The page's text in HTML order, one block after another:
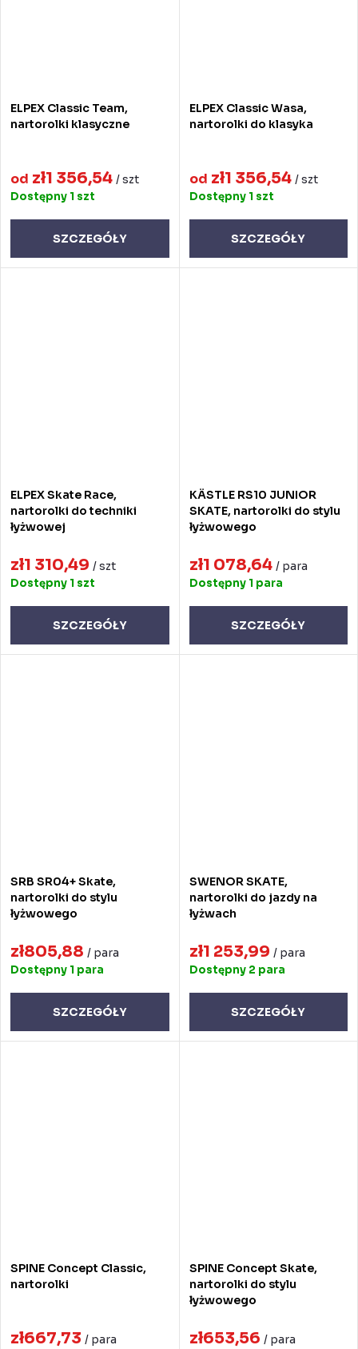
ELPEX Classic Team,
nartorolki klasyczne
od zł1 356,54 / szt
Dostępny 1 szt
SZCZEGÓŁY
ELPEX Classic Wasa,
nartorolki do klasyka
od zł1 356,54 / szt
Dostępny 1 szt
SZCZEGÓŁY
ELPEX Skate Race,
nartorolki do techniki
łyżwowej
zł1 310,49 / szt
Dostępny 1 szt
SZCZEGÓŁY
KÄSTLE RS10 JUNIOR
SKATE, nartorolki do stylu
łyżwowego
zł1 078,64 / para
Dostępny 1 para
SZCZEGÓŁY
SRB SR04+ Skate,
nartorolki do stylu
łyżwowego
zł805,88 / para
Dostępny 1 para
SZCZEGÓŁY
SWENOR SKATE,
nartorolki do jazdy na
łyżwach
zł1 253,99 / para
Dostępny 2 para
SZCZEGÓŁY
SPINE Concept Classic,
nartorolki
zł667,73 / para
SPINE Concept Skate,
nartorolki do stylu
łyżwowego
zł653,56 / para